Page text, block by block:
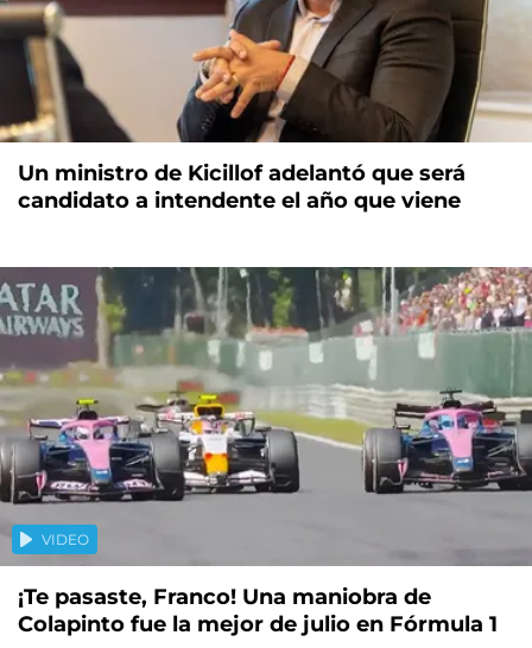
Un ministro de Kicillof adelantó que será
candidato a intendente el año que viene
VIDEO
¡Te pasaste, Franco! Una maniobra de
Colapinto fue la mejor de julio en Fórmula 1